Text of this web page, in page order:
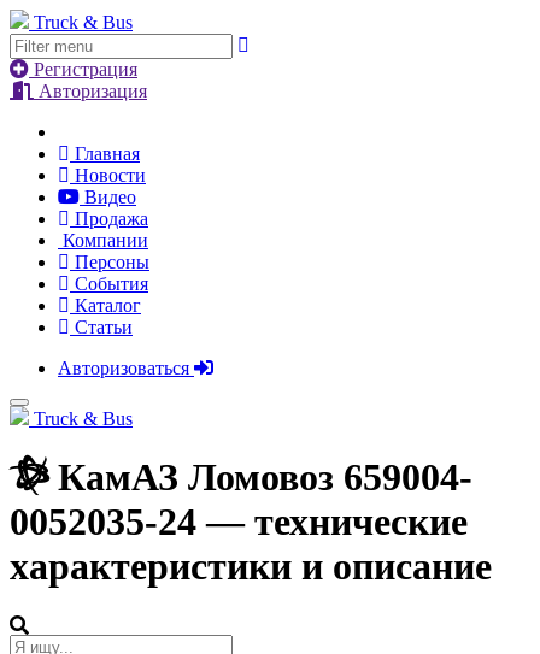
Truck & Bus
Регистрация
Авторизация
Главная
Новости
Видео
Продажа
Компании
Персоны
События
Каталог
Статьи
Авторизоваться
Truck & Bus
КамАЗ Ломовоз 659004-
0052035-24— технические
характеристики и описание